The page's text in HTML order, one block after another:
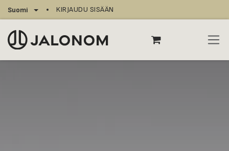
Siirry sisältöön
Suomi KIRJAUDU SISÄÄN